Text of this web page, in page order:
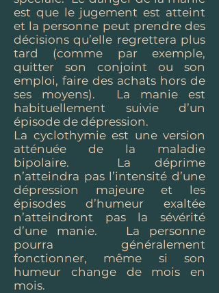
est que le jugement est atteint
et la personne peut prendre des
décisions qu’elle regrettera plus
tard (comme par exemple,
quitter son conjoint ou son
emploi, faire des achats hors de
ses moyens). La manie est
habituellement suivie d’un
épisode de dépression.
La cyclothymie est une version
atténuée de la maladie
bipolaire. La déprime
n’atteindra pas l’intensité d’une
dépression majeure et les
épisodes d’humeur exaltée
n’atteindront pas la sévérité
d’une manie. La personne
pourra généralement
fonctionner, même si son
humeur change de mois en
mois.